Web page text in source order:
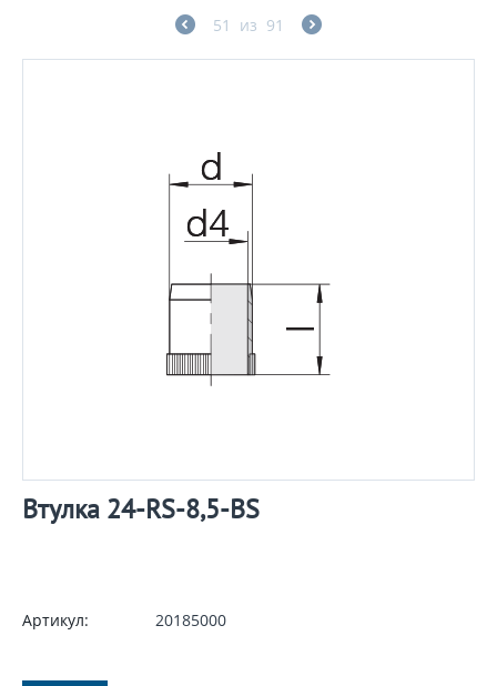
51
из 91
Втулка 24-RS-8,5-BS
Артикул: 20185000